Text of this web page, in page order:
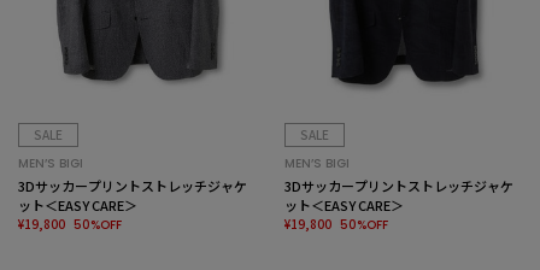
SALE
MEN’S BIGI
3Dサッカープリントストレッチジャケ
ット＜EASY CARE＞
¥19,800 50%OFF
SALE
MEN’S BIGI
3Dサッカープリントストレッチジャケ
ット＜EASY CARE＞
¥19,800 50%OFF